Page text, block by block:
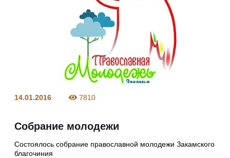
14.01.2016 7810
Собрание молодежи
Состоялось собрание православной молодежи Закамского
благочиния